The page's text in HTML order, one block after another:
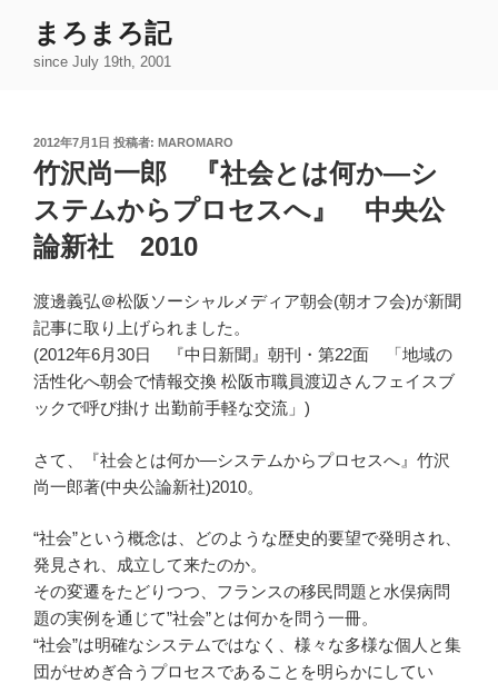
まろまろ記
since July 19th, 2001
投
稿
日:
2012年7月1日 投稿者: MAROMARO
竹沢尚一郎 『社会とは何か―シ
ステムからプロセスへ』 中央公
論新社 2010
渡邊義弘＠松阪ソーシャルメディア朝会(朝オフ会)が新聞
記事に取り上げられました。
(2012年6月30日 『中日新聞』朝刊・第22面 「地域の
活性化へ朝会で情報交換 松阪市職員渡辺さんフェイスブ
ックで呼び掛け 出勤前手軽な交流」)
さて、『社会とは何か―システムからプロセスへ』竹沢
尚一郎著(中央公論新社)2010。
“社会”という概念は、どのような歴史的要望で発明され、
発見され、成立して来たのか。
その変遷をたどりつつ、フランスの移民問題と水俣病問
題の実例を通じて”社会”とは何かを問う一冊。
“社会”は明確なシステムではなく、様々な多様な個人と集
団がせめぎ合うプロセスであることを明らかにしてい